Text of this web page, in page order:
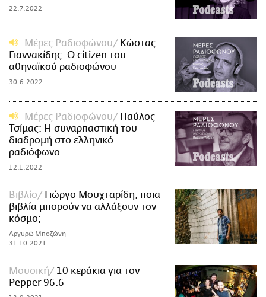
22.7.2022
Μέρες Ραδιοφώνου
Κώστας
Γιαννακίδης: Ο citizen του
αθηναϊκού ραδιοφώνου
30.6.2022
Μέρες Ραδιοφώνου
Παύλος
Τσίμας: Η συναρπαστική του
διαδρομή στο ελληνικό
ραδιόφωνο
12.1.2022
Βιβλίο
Γιώργο Μουχταρίδη, ποια
βιβλία μπορούν να αλλάξουν τον
κόσμο;
Αργυρώ Μποζώνη
31.10.2021
Μουσική
10 κεράκια για τον
Pepper 96.6